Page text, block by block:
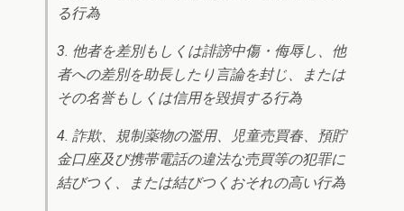
る行為
3. 他者を差別もしくは誹謗中傷・侮辱し、他
者への差別を助長したり言論を封じ、または
その名誉もしくは信用を毀損する行為
4. 詐欺、規制薬物の濫用、児童売買春、預貯
金口座及び携帯電話の違法な売買等の犯罪に
結びつく、または結びつくおそれの高い行為